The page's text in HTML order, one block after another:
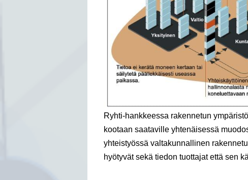
Ryhti-hankkeessa rakennetun
kootaan saataville yhtenäisessä
yhteistyössä valtakunnallinen
hyötyvät sekä tiedon tuottajat että sen